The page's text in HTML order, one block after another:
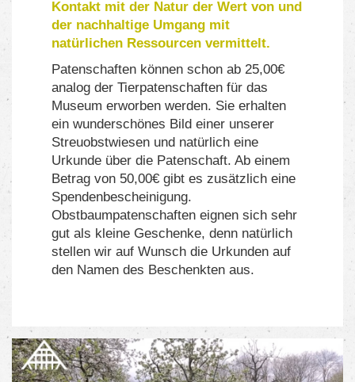
Kontakt mit der Natur der Wert von und
der nachhaltige Umgang mit
natürlichen Ressourcen vermittelt.
Patenschaften können schon ab 25,00€
analog der Tierpatenschaften für das
Museum erworben werden. Sie erhalten
ein wunderschönes Bild einer unserer
Streuobstwiesen und natürlich eine
Urkunde über die Patenschaft. Ab einem
Betrag von 50,00€ gibt es zusätzlich eine
Spendenbescheinigung.
Obstbaumpatenschaften eignen sich sehr
gut als kleine Geschenke, denn natürlich
stellen wir auf Wunsch die Urkunden auf
den Namen des Beschenkten aus.